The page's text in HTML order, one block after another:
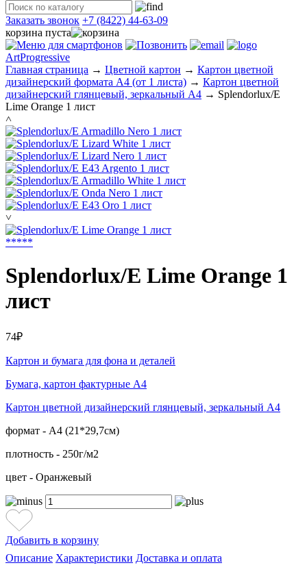
Заказать звонок +7 (8422) 44-63-09
корзина пуста
ArtProgressive
Главная страница → Цветной картон → Картон цветной
дизайнерский формата А4 (от 1 листа) → Картон цветной
дизайнерский глянцевый, зеркальный А4 → Splendorlux/E
Lime Orange 1 лист
˄
˅
*****
Splendorlux/E Lime Orange 1
лист
74₽
Картон и бумага для фона и деталей
Бумага, картон фактурные А4
Картон цветной дизайнерский глянцевый, зеркальный А4
формат - А4 (21*29,7см)
плотность - 250г/м2
цвет - Оранжевый
Добавить в корзину
Описание Характеристики Доставка и оплата